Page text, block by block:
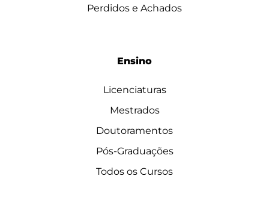
Perdidos e Achados
Ensino
Licenciaturas
Mestrados
Doutoramentos
Pós-Graduações
Todos os Cursos